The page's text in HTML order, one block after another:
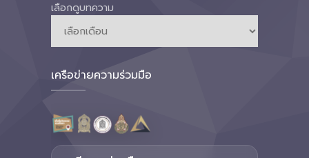
เลือกดูบทความ
เครือข่ายความร่วมมือ